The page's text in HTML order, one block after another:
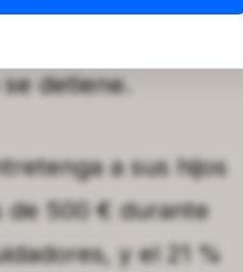
detiene.
a sus hijos
de 500 € durante
y el 21 %